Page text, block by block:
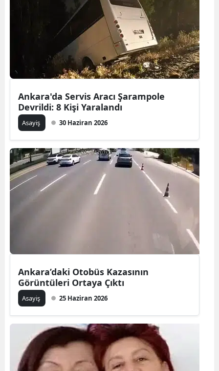
Ankara'da Servis Aracı Şarampole
Devrildi: 8 Kişi Yaralandı
Asayiş 30 Haziran 2026
Ankara’daki Otobüs Kazasının
Görüntüleri Ortaya Çıktı
Asayiş 25 Haziran 2026